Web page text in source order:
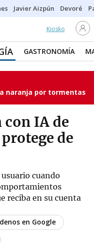
Javier Aizpún Devoré
Kiosko
GASTRONOMÍA
naranja por tormentas
con IA de
de
cuando
reciba en su cuenta
en Google